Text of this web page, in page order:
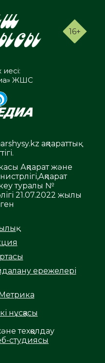
16+
ЖШС
ақпараттық
Ақпарат және
туралы №
21.07.2022 жылы
ережелері
нұсқасы
техқолдау
студиясы